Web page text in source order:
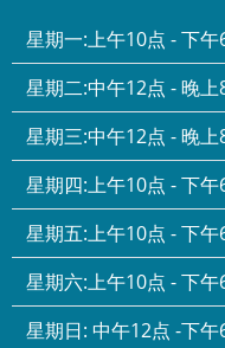
星期一:上午10点 - 下午
星期二:中午12点 - 晚上
星期三:中午12点 - 晚上
星期四:上午10点 - 下午
星期五:上午10点 - 下午
星期六:上午10点 - 下午
星期日: 中午12点 -下午